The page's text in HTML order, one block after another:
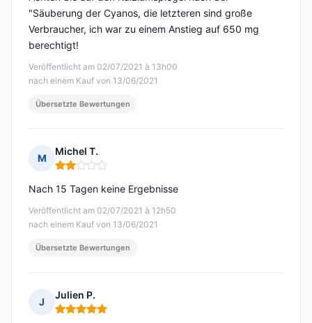
Veröffentlicht am 02/07/2021 à 13h00
nach einem Kauf von 13/06/2021
"Säuberung der Cyanos, die letzteren sind große
Verbraucher, ich war zu einem Anstieg auf 650 mg
berechtigt!
Übersetzte Bewertungen
M
Michel T.
Hinweis: 2 von 5
Veröffentlicht am 02/07/2021 à 12h50
nach einem Kauf von 13/06/2021
Nach 15 Tagen keine Ergebnisse
Übersetzte Bewertungen
J
Julien P.
Hinweis: 5 von 5